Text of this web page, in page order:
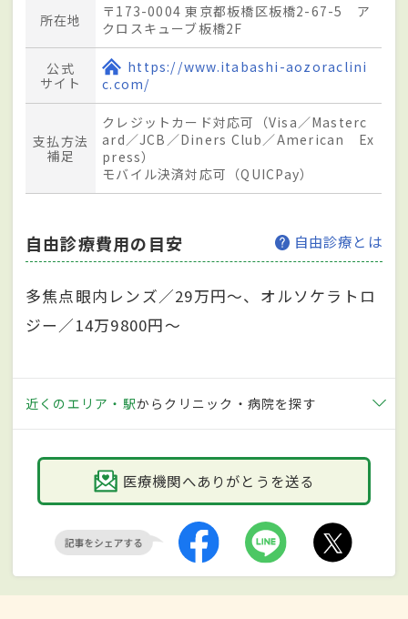
所在地
〒173-0004 東京都板橋区板橋2-67-5 ア
クロスキューブ板橋2F
公式
サイト
https://www.itabashi-aozoraclini
c.com/
支払方法
補足
クレジットカード対応可（Visa／Masterc
ard／JCB／Diners Club／American Ex
press）
モバイル決済対応可（QUICPay）
自由診療費用の目安 自由診療とは
多焦点眼内レンズ／29万円～、オルソケラトロ
ジー／14万9800円～
近くのエリア・駅からクリニック・病院を探す
医療機関へありがとうを送る